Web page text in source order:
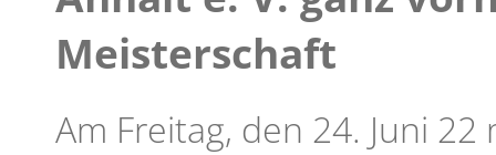
Meisterschaft
Am Freitag, den 24. Juni